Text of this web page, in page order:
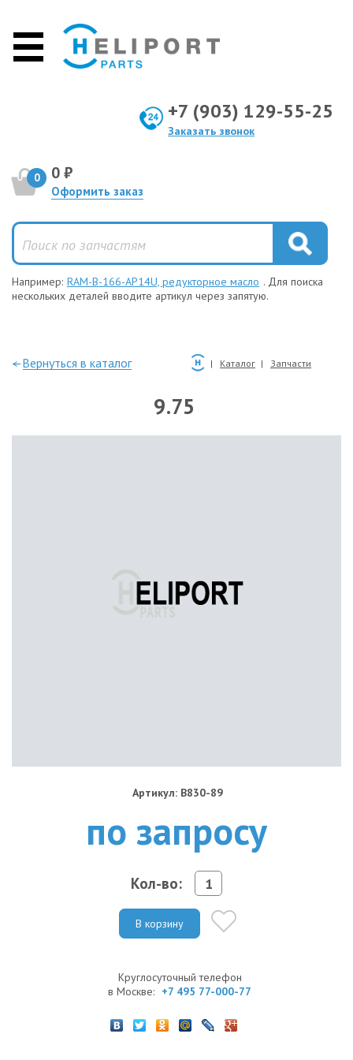
+7 (903) 129-55-25
Заказать звонок
0 0 ₽
Оформить заказ
Например: RAM-B-166-AP14U, редукторное масло . Для поиска
нескольких деталей вводите артикул через запятую.
—Вернуться в каталог Каталог Запчасти
9.75
Артикул: B830-89
по запросу
Кол-во:
В корзину
Круглосуточный телефон
в Москве: +7 495 77-000-77